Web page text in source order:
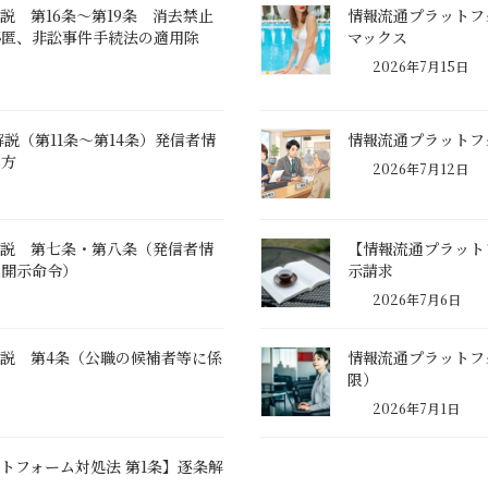
説 第16条～第19条 消去禁止
、非訟事件手続法の適用除
情報流通プラット
マックス
2026年7月15日
（第11条～第14条）発信者情
情報流通プラット
2026年7月12日
第七条・第八条（発信者情
示命令）
【情報流通プラッ
示請求
2026年7月6日
第4条（公職の候補者等に係
情報流通プラット
限）
2026年7月1日
フォーム対処法 第1条】逐条解